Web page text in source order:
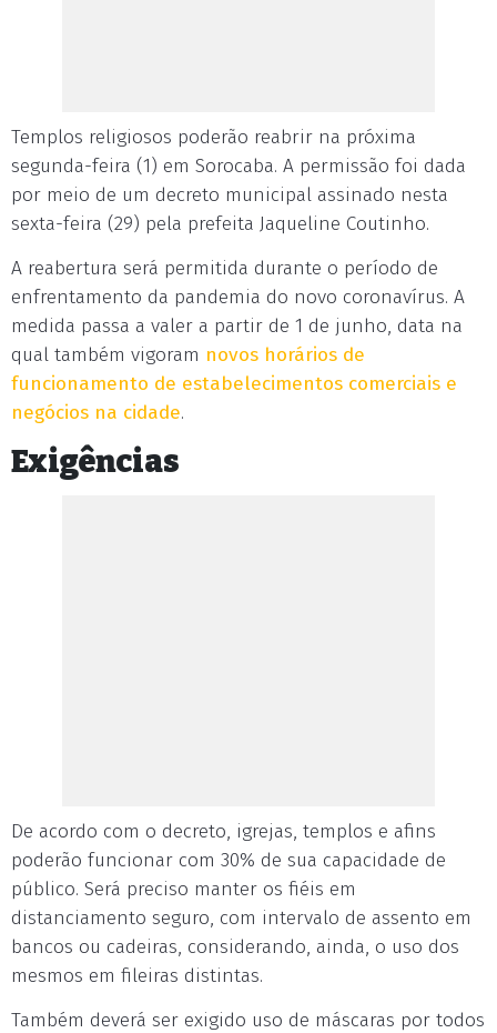
Templos religiosos poderão reabrir na próxima
segunda-feira (1) em Sorocaba. A permissão foi dada
por meio de um decreto municipal assinado nesta
sexta-feira (29) pela prefeita Jaqueline Coutinho.
A reabertura será permitida durante o período de
enfrentamento da pandemia do novo coronavírus. A
medida passa a valer a partir de 1 de junho, data na
qual também vigoram novos horários de
funcionamento de estabelecimentos comerciais e
negócios na cidade.
Exigências
De acordo com o decreto, igrejas, templos e afins
poderão funcionar com 30% de sua capacidade de
público. Será preciso manter os fiéis em
distanciamento seguro, com intervalo de assento em
bancos ou cadeiras, considerando, ainda, o uso dos
mesmos em fileiras distintas.
Também deverá ser exigido uso de máscaras por todos